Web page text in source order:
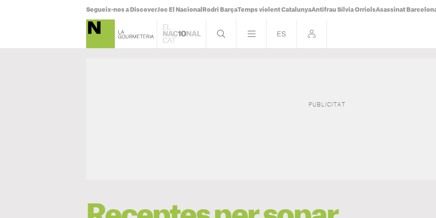
Segueix-nos a DiscoverJoc El Nacional Rodri BarçaTemps violent CatalunyaAntifrau Sílvia OrriolsAsassinat